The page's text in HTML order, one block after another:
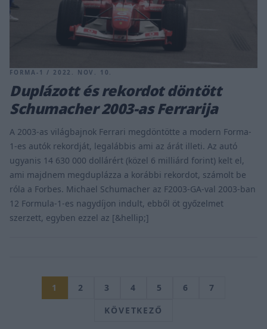
FORMA-1 / 2022. NOV. 10.
Duplázott és rekordot döntött
Schumacher 2003-as Ferrarija
A 2003-as világbajnok Ferrari megdöntötte a modern Forma-
1-es autók rekordját, legalábbis ami az árát illeti. Az autó
ugyanis 14 630 000 dollárért (közel 6 milliárd forint) kelt el,
ami majdnem megduplázza a korábbi rekordot, számolt be
róla a Forbes. Michael Schumacher az F2003-GA-val 2003-ban
12 Formula-1-es nagydíjon indult, ebből öt győzelmet
szerzett, egyben ezzel az [&hellip;]
1 2 3 4 5 6
7
KÖVETKEZŐ